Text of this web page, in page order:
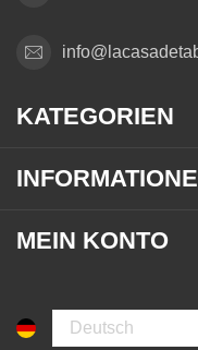
KATEGORIEN
MEIN KONTO